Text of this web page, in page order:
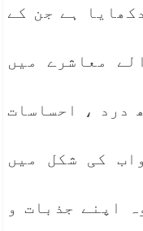
ہے جن کے
معاشرے میں
درد ، احساسات
کی شکل میں
اپنے جذبات و